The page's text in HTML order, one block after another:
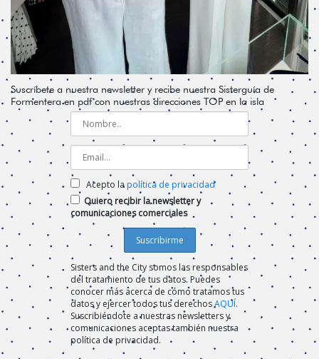
Suscríbete a nuestra newsletter y recibe nuestra Sisterguía de
Formentera en pdf con nuestras direcciones TOP en la isla
Acepto lapolítica de privacidad
Quiero recibir la newsletter y
comunicaciones comerciales
Sisters and the City somos las responsables
del tratamiento de tus datos. Puedes
conocer más acerca de cómo tratamos tus
datos y ejercer todos tus derechosAQUÍ.
Suscribiéndote a nuestras newsletters y
comunicaciones aceptas también nuestra
política de privacidad.